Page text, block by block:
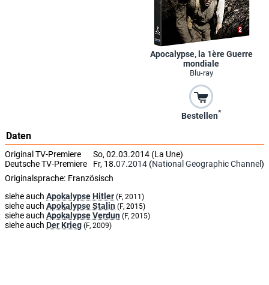
Apocalypse, la 1ère Guerre
mondiale
Blu-ray
Bestellen*
Daten
Original TV-Premiere
So, 02.03.2014 (La Une)
Deutsche TV-Premiere
Fr, 18.07.2014 (National Geographic Channel)
Originalsprache: Französisch
siehe auch Apokalypse Hitler (F, 2011)
siehe auch Apokalypse Stalin (F, 2015)
siehe auch Apokalypse Verdun (F, 2015)
siehe auch Der Krieg (F, 2009)